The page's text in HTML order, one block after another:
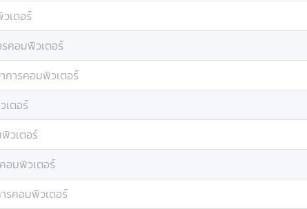
เตอร์
คอมพิวเตอร์
การคอมพิวเตอร์
เตอร์
วเตอร์
อมพิวเตอร์
รคอมพิวเตอร์